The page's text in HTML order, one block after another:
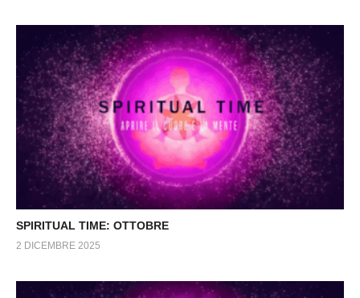
SPIRITUAL TIME: OTTOBRE
2 DICEMBRE 2025